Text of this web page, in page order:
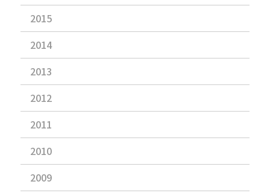
2015
2014
2013
2012
2011
2010
2009